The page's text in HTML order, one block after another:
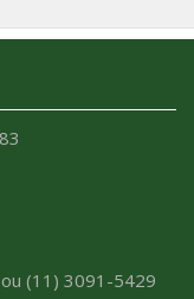
(11) 3091-5429